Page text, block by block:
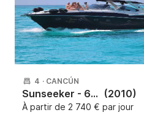
4 · CANCÚN
Sunseeker - 60 Predator (2010)
À partir de 2 740 € par jour